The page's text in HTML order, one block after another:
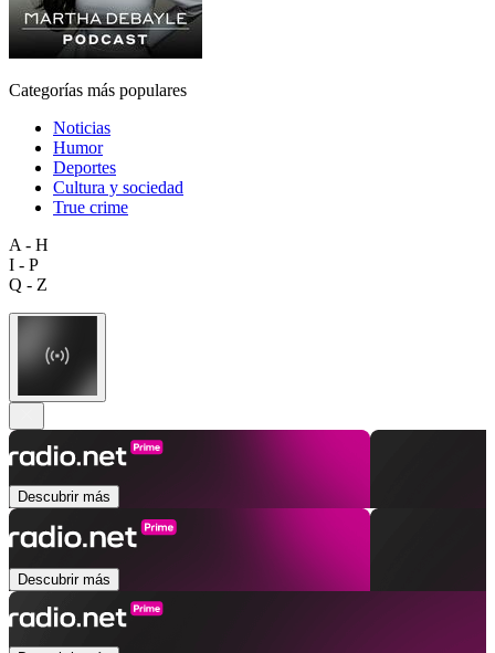
Categorías más populares
Noticias
Humor
Deportes
Cultura y sociedad
True crime
A - H
I - P
Q - Z
Descubrir más
Descubrir más